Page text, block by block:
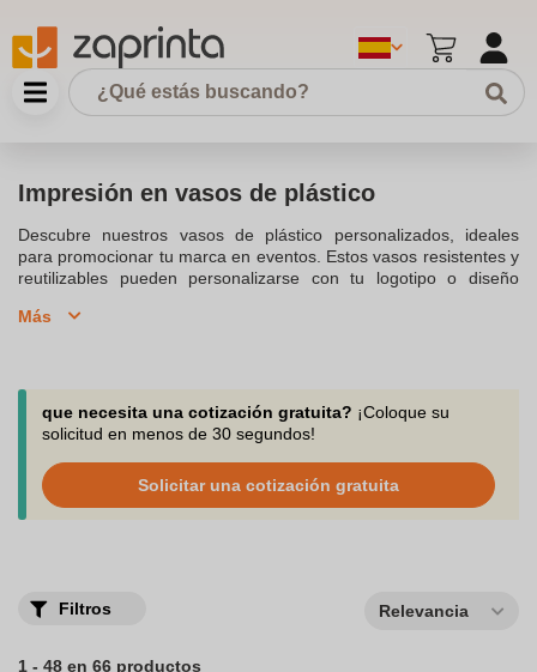
Impresión en vasos de plástico
Descubre nuestros vasos de plástico personalizados, ideales
para promocionar tu marca en eventos. Estos vasos resistentes y
reutilizables pueden personalizarse con tu logotipo o diseño
ofrecen una alternativa sostenible a los vasos desechables. Haz
Más
que necesita una cotización gratuita? ¡Coloque su
solicitud en menos de 30 segundos!
Solicitar una cotización gratuita
Filtros Relevancia
1 - 48 en 66 productos